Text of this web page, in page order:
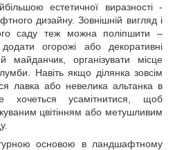
естетичної виразності -
дизайну. Зовнішній вигляд і
саду теж можна поліпшити –
огорожі або декоративні
майданчик, організувати місце
Навіть якщо ділянка зовсім
лавка або невелика альтанка в
хочеться усамітнитися, щоб
цвітінням або метушливим
основою в ландшафтному